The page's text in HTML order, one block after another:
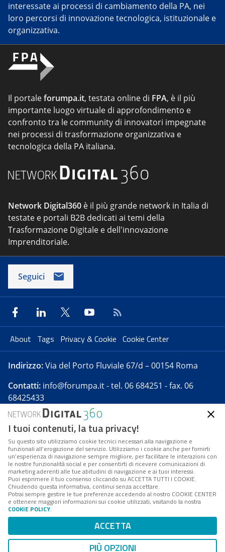
interessate ai processi di cambiamento della PA, nei
loro percorsi di innovazione tecnologica, istituzionale e
organizzativa.
Il portaleforumpa.it, testata online di FPA, è il più
importante luogo virtuale di approfondimento e
confronto tra le community di innovatori impegnate
nei processi di trasformazione organizzativa e
tecnologica della PA italiana.
Network Digital360 è il più grande network in Italia di
testate e portali B2B dedicati ai temi della
Trasformazione Digitale e dell'innovazione
Imprenditoriale.
Seguici
About Tags Privacy & Cookie Cookie Center
Indirizzo:Via del Porto Fluviale 67/d – 00154 Roma
Contatti: info@forumpa.it- tel. 06 684251 - fax. 06
68425433
Forumpa.itè una pubblicazione telematica iscritta
presso Registro della stampa del Tribunale di Roma -
Reg. n. 182 del 2 maggio 2008 - Direttore resp. Michela
Stentella
FPA s.r.l. è società soggetta a Direzione e
Coordinamento da parte di Digital360 S.p.A. - FPA s.r.l.
è un'azienda certificata per il sistema di management
Codice Fiscale/Partita IVA n. 10693191008 - R.E.A. Roma
n. 1249791. ISP AWS
Mappa del sito
I tuoi contenuti, la tua privacy!
Su questo sito utilizziamo cookie tecnici necessari alla navigazione e
funzionali all’erogazione del servizio. Utilizziamo i cookie anche per fornirti
un’esperienza di navigazione sempre migliore, per facilitare le interazioni con
le nostre funzionalità social e per consentirti di ricevere comunicazioni di
marketing aderenti alle tue abitudini di navigazione e ai tuoi interessi.
Puoi esprimere il tuo consenso cliccando su ACCETTA TUTTI I COOKIE.
Chiudendo questa informativa, continui senza accettare.
Potrai sempre gestire le tue preferenze accedendo al nostro COOKIE CENTER
e ottenere maggiori informazioni sui cookie utilizzati, visitando la nostra
COOKIE POLICY.
ACCETTA
PIÙ OPZIONI